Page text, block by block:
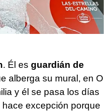
. Él es guardián de
alberga su mural, en O
y él se pasa los días
excepción porque